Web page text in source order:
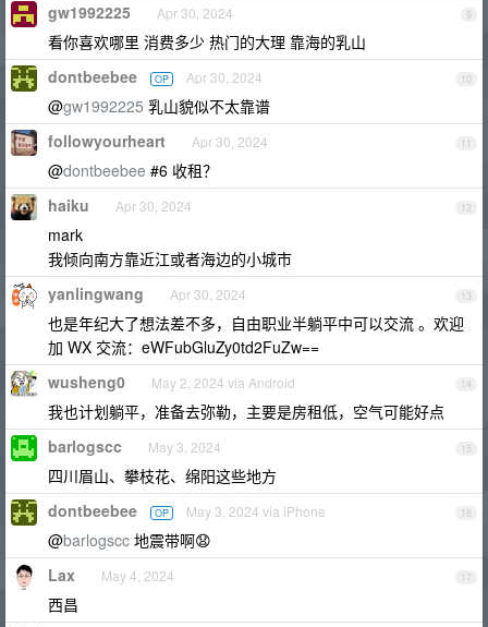
9
gw1992225 Apr 30, 2024
看你喜欢哪里 消费多少 热门的大理 靠海的乳山
10
dontbeebee OP Apr 30, 2024
@gw1992225 乳山貌似不太靠谱
11
followyourheart Apr 30, 2024
@dontbeebee #6 收租？
12
haiku Apr 30, 2024
mark
我倾向南方靠近江或者海边的小城市
13
yanlingwang Apr 30, 2024
也是年纪大了想法差不多，自由职业半躺平中可以交流 。欢迎
加 WX 交流：eWFubGluZy0td2FuZw==
14
wusheng0 May 2, 2024 via Android
我也计划躺平，准备去弥勒，主要是房租低，空气可能好点
15
barlogscc May 3, 2024
四川眉山、攀枝花、绵阳这些地方
16
dontbeebee OP May 3, 2024 via iPhone
@barlogscc 地震带啊😧
17
Lax May 4, 2024
西昌